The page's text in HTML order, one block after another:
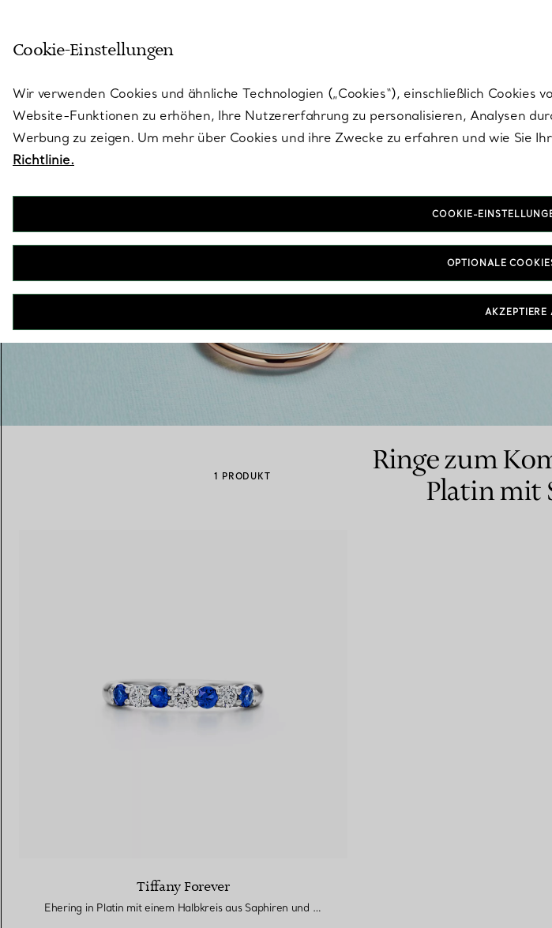
mit einem Tiffany-
1 PRODUKT
Ringe zum
Platin mit
Tiffany Forever
Ehering in Platin mit einem Halbkreis aus Saphiren und Diamanten
Cookie-Einstellungen
Wir verwenden Cookies und ähnliche Technologien („Cookies“), einschließlich
Website-Funktionen zu erhöhen, Ihre Nutzererfahrung zu personalisieren, Analysen
Werbung zu zeigen. Um mehr über Cookies und ihre Zwecke zu erfahren und wie Sie
Richtlinie.
COOKIE-
OPTIONALE
AKZEPTIERE